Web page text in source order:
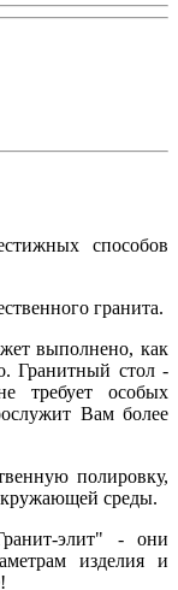
способов
гранита.
выполнено, как
Гранитный стол -
требует особых
Вам более
полировку,
среды.
элит" - они
изделия и